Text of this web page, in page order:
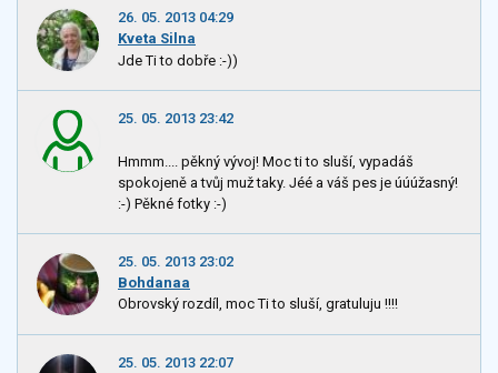
26. 05. 2013 04:29
Kveta Silna
Jde Ti to dobře :-))
25. 05. 2013 23:42
Hmmm.... pěkný vývoj! Moc ti to sluší, vypadáš
spokojeně a tvůj muž taky. Jéé a váš pes je úúúžasný!
:-) Pěkné fotky :-)
25. 05. 2013 23:02
Bohdanaa
Obrovský rozdíl, moc Ti to sluší, gratuluju !!!!
25. 05. 2013 22:07